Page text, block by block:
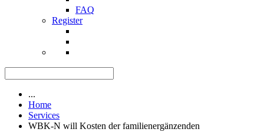
FAQ
Register
...
Home
Services
WBK-N will Kosten der familienergänzenden